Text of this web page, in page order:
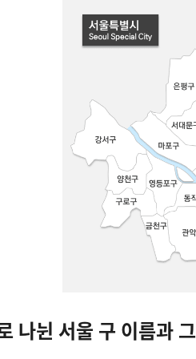
나뉜 서울 구 이름과